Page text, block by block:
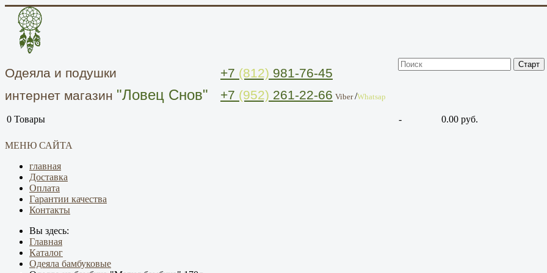
Одеяла и подушки
интернет магазин "Ловец Снов"
+7 (812) 981-76-45
+7 (952) 261-22-66 Viber/Whatsap
0 Товары -
0.00 руб.
МЕНЮ САЙТА
главная
Доставка
Оплата
Гарантии качества
Контакты
Вы здесь:
Главная
Каталог
Одеяла бамбуковые